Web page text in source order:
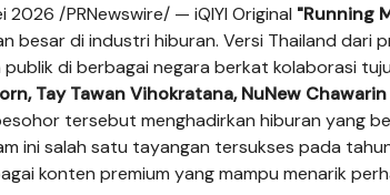
2026 /PRNewswire/ — iQIYI Original "Running
besar di industri hiburan. Versi Thailand dari
di berbagai negara berkat kolaborasi
Tay Tawan Vihokratana, NuNew
tersebut menghadirkan hiburan yang
ini salah satu tayangan tersukses pada
konten premium yang mampu menarik